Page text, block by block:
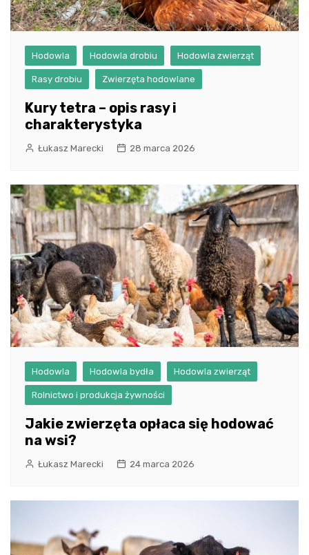
Hodowla Hodowla drobiu Hodowla zwierząt
Rasy drobiu Zwierzęta hodowlane
Kury tetra – opis rasy i
charakterystyka
Łukasz Marecki 28 marca 2026
Hodowla Hodowla bydła Hodowla zwierząt
Rolnictwo i produkcja żywności
Jakie zwierzęta opłaca się hodować
na wsi?
Łukasz Marecki 24 marca 2026